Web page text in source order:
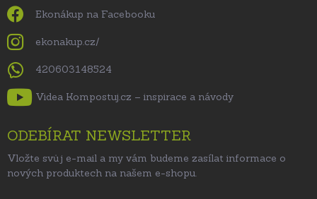
Ekonákup na Facebooku
ekonakup.cz/
420603148524
Videa Kompostuj.cz – inspirace a návody
ODEBÍRAT NEWSLETTER
Vložte svůj e-mail a my vám budeme zasílat informace o
nových produktech na našem e-shopu.